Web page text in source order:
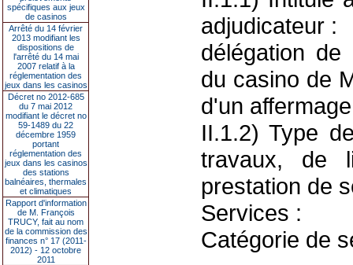
spécifiques aux jeux
de casinos
Arrêté du 14 février
2013 modifiant les
dispositions de
l'arrêté du 14 mai
2007 relatif à la
réglementation des
jeux dans les casinos
Décret no 2012-685
du 7 mai 2012
modifiant le décret no
59-1489 du 22
décembre 1959
portant
réglementation des
jeux dans les casinos
des stations
balnéaires, thermales
et climatiques
Rapport d'information
de M. François
TRUCY, fait au nom
de la commission des
finances n° 17 (2011-
2012) - 12 octobre
2011
adjudicateur :
délégation
du casino de
d'un
II.1.2) Type
travaux, de
prestation de
Services :
Catégorie de